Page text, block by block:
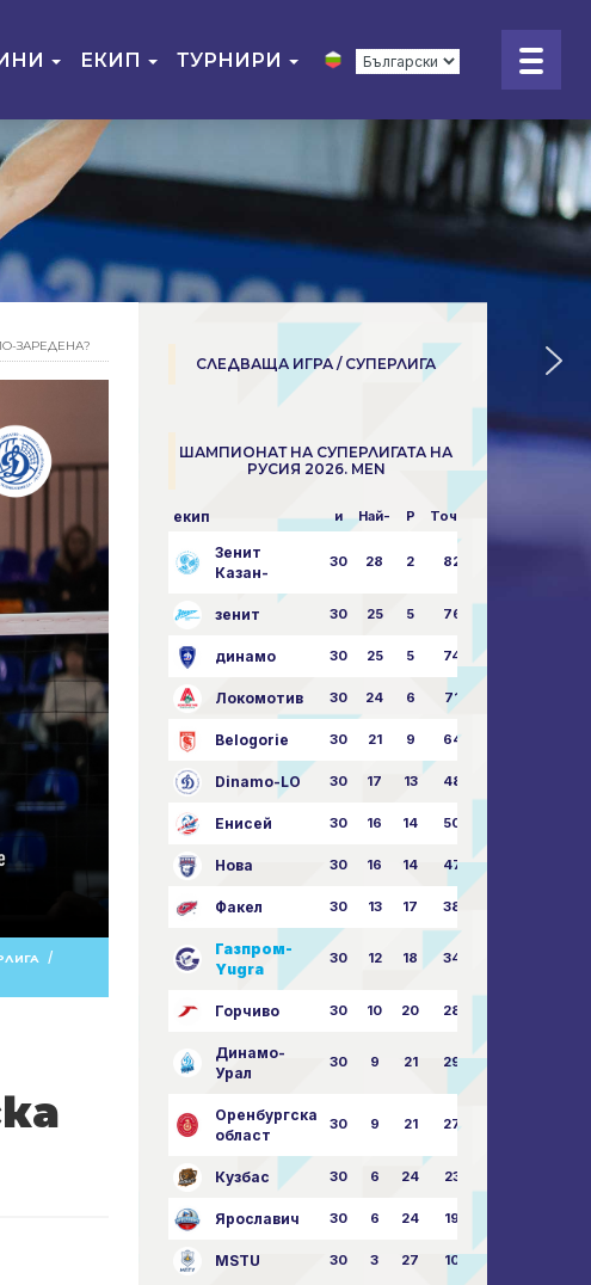
ЕКИП ТУРНИРИ
ЗАРЕДЕНА?
/
СЛЕДВАЩА ИГРА / СУПЕРЛИГА
ШАМПИОНАТ НА СУПЕРЛИГАТА НА
РУСИЯ 2026. MEN
екип и Най- P Точки
Зенит
Казан-
30 28 2 82
зенит 30 25 5 76
динамо 30 25 5 74
Локомотив 30 24 6 71
Belogorie 30 21 9 64
Dinamo-LO 30 17 13 48
Енисей 30 16 14 50
Нова 30 16 14 47 62:58
Факел 30 13 17 38
Газпром-
Yugra
30 12 18 34
Горчиво 30 10 20 28
Динамо-
Урал
30 9 21 29 41:70
Оренбургска
област
30 9 21 27
Кузбас 30 6 24 23
Ярославич 30 6 24 19
MSTU 30 3 27 10 25:87